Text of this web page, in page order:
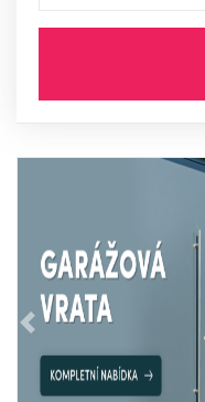
Předchozí